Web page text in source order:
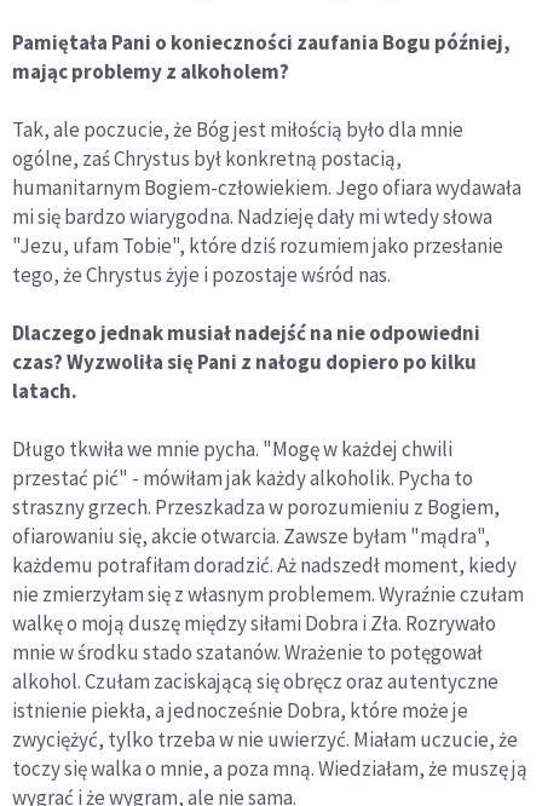
Pamiętała Pani o konieczności zaufania Bogu później,
mając problemy z alkoholem?
Tak, ale poczucie, że Bóg jest miłością było dla mnie
ogólne, zaś Chrystus był konkretną postacią,
humanitarnym Bogiem-człowiekiem. Jego ofiara wydawała
mi się bardzo wiarygodna. Nadzieję dały mi wtedy słowa
"Jezu, ufam Tobie", które dziś rozumiem jako przesłanie
tego, że Chrystus żyje i pozostaje wśród nas.
Dlaczego jednak musiał nadejść na nie odpowiedni
czas? Wyzwoliła się Pani z nałogu dopiero po kilku
latach.
Długo tkwiła we mnie pycha. "Mogę w każdej chwili
przestać pić" - mówiłam jak każdy alkoholik. Pycha to
straszny grzech. Przeszkadza w porozumieniu z Bogiem,
ofiarowaniu się, akcie otwarcia. Zawsze byłam "mądra",
każdemu potrafiłam doradzić. Aż nadszedł moment, kiedy
nie zmierzyłam się z własnym problemem. Wyraźnie czułam
walkę o moją duszę między siłami Dobra i Zła. Rozrywało
mnie w środku stado szatanów. Wrażenie to potęgował
alkohol. Czułam zaciskającą się obręcz oraz autentyczne
istnienie piekła, a jednocześnie Dobra, które może je
zwyciężyć, tylko trzeba w nie uwierzyć. Miałam uczucie, że
toczy się walka o mnie, a poza mną. Wiedziałam, że muszę ją
wygrać i że wygram, ale nie sama.